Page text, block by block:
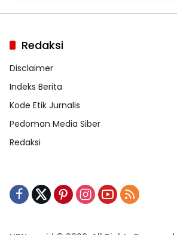
Redaksi
Disclaimer
Indeks Berita
Kode Etik Jurnalis
Pedoman Media Siber
Redaksi